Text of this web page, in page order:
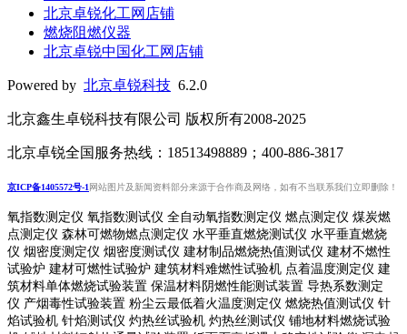
北京卓锐化工网店铺
燃烧阻燃仪器
北京卓锐中国化工网店铺
Powered by 北京卓锐科技 6.2.0
北京鑫生卓锐科技有限公司 版权所有2008-2025
北京卓锐全国服务热线：18513498889；400-886-3817
京ICP备1405572号-1网站图片及新闻资料部分来源于合作商及网络，如有不当联系我们立即删除！
氧指数测定仪 氧指数测试仪 全自动氧指数测定仪 燃点测定仪 煤炭燃
点测定仪 森林可燃物燃点测定仪 水平垂直燃烧测试仪 水平垂直燃烧
仪 烟密度测定仪 烟密度测试仪 建材制品燃烧热值测试仪 建材不燃性
试验炉 建材可燃性试验炉 建筑材料难燃性试验机 点着温度测定仪 建
筑材料单体燃烧试验装置 保温材料阴燃性能测试装置 导热系数测定
仪 产烟毒性试验装置 粉尘云最低着火温度测定仪 燃烧热值测试仪 针
焰试验机 针焰测试仪 灼热丝试验机 灼热丝测试仪 铺地材料燃烧试验